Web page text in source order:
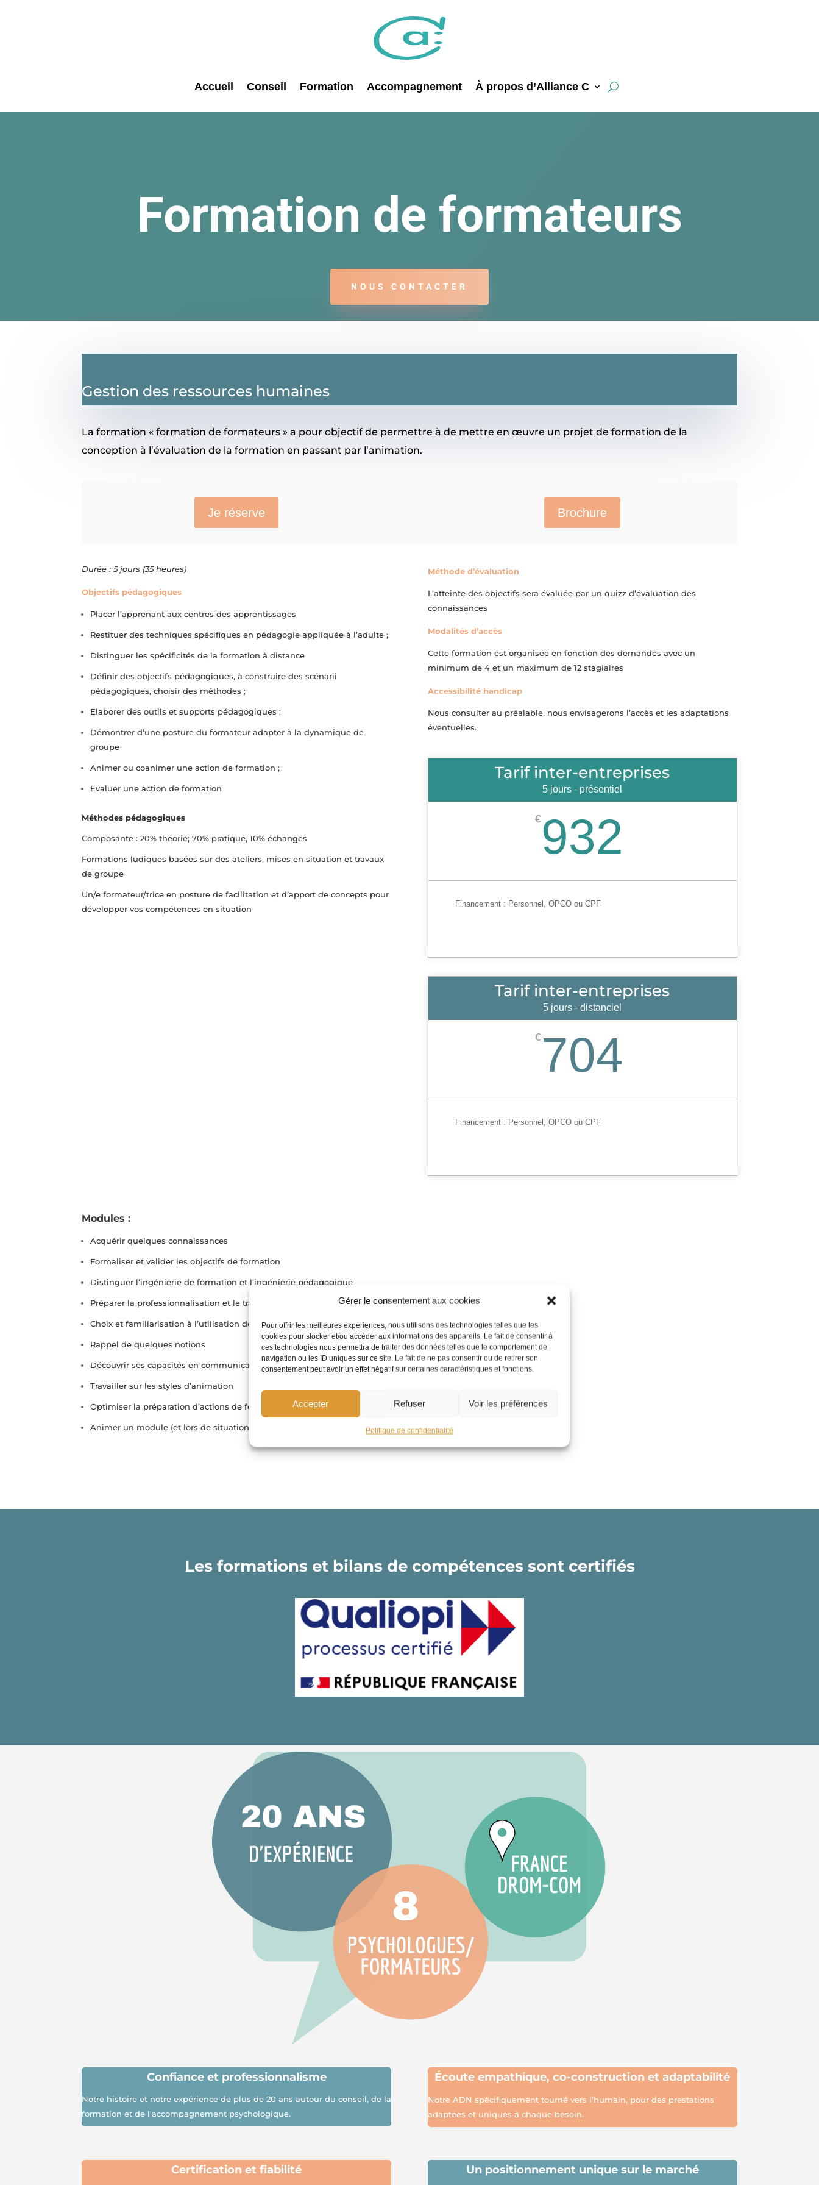
Gérer le consentement aux cookies
Pour offrir les meilleures expériences, nous utilisons des technologies telles que les
cookies pour stocker et/ou accéder aux informations des appareils. Le fait de consentir à
ces technologies nous permettra de traiter des données telles que le comportement de
navigation ou les ID uniques sur ce site. Le fait de ne pas consentir ou de retirer son
consentement peut avoir un effet négatif sur certaines caractéristiques et fonctions.
Accepter Refuser Voir les préférences
Politique de confidentialité
Accueil Conseil Formation Accompagnement À propos d’Alliance C
Formation de formateurs
NOUS CONTACTER
Gestion des ressources humaines
La formation « formation de formateurs » a pour objectif de permettre à de mettre en œuvre un projet de formation de la
conception à l’évaluation de la formation en passant par l’animation.
Je réserve Brochure
Durée : 5 jours (35 heures)
Objectifs pédagogiques
Placer l’apprenant aux centres des apprentissages
Restituer des techniques spécifiques en pédagogie appliquée à l’adulte ;
Distinguer les spécificités de la formation à distance
Définir des objectifs pédagogiques, à construire des scénarii
pédagogiques, choisir des méthodes ;
Elaborer des outils et supports pédagogiques ;
Démontrer d’une posture du formateur adapter à la dynamique de
groupe
Animer ou coanimer une action de formation ;
Evaluer une action de formation
Méthodes pédagogiques
Composante : 20% théorie; 70% pratique, 10% échanges
Formations ludiques basées sur des ateliers, mises en situation et travaux
de groupe
Un/e formateur/trice en posture de facilitation et d’apport de concepts pour
développer vos compétences en situation
Méthode d’évaluation
L’atteinte des objectifs sera évaluée par un quizz d’évaluation des
connaissances
Modalités d’accès
Cette formation est organisée en fonction des demandes avec un
minimum de 4 et un maximum de 12 stagiaires
Accessibilité handicap
Nous consulter au préalable, nous envisagerons l’accès et les adaptations
éventuelles.
Tarif inter-entreprises
5 jours - présentiel
€932
Financement : Personnel, OPCO ou CPF
Tarif inter-entreprises
5 jours - distanciel
€ 704
Financement : Personnel, OPCO ou CPF
Modules :
Acquérir quelques connaissances
Formaliser et valider les objectifs de formation
Distinguer l’ingénierie de formation et l’ingénierie pédagogique
Préparer la professionnalisation et le transfert de compétences, de connaissances
Choix et familiarisation à l’utilisation des outils de l’animateur
Rappel de quelques notions
Découvrir ses capacités en communication dans une relation psychopédagogique (généralités)
Travailler sur les styles d’animation
Optimiser la préparation d’actions de formation
Animer un module (et lors de situations délicates)
Les formations et bilans de compétences sont certifiés
Confiance et professionnalisme
Notre histoire et notre expérience de plus de 20 ans autour du conseil, de la
formation et de l'accompagnement psychologique.
Écoute empathique,co-construction et adaptabilité
Notre ADN spécifiquement tourné vers l’humain, pour des prestations
adaptées et uniques à chaque besoin.
Certification et fiabilité Un positionnement unique sur le marché